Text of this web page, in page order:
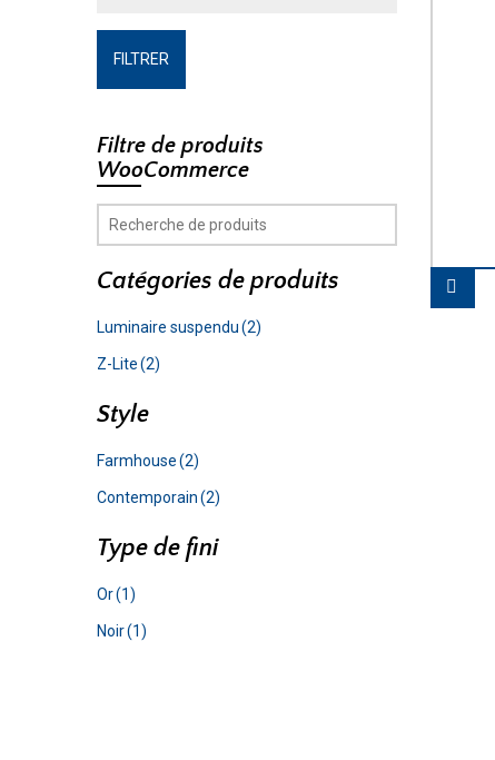
FILTRER
Filtre de produits
WooCommerce
Catégories de produits
Luminaire suspendu(2)
Z-Lite(2)
Style
Farmhouse(2)
Contemporain(2)
Type de fini
Or(1)
Noir(1)